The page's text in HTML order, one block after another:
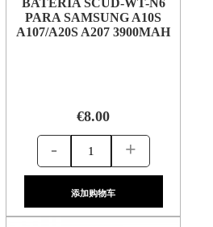
PARA SAMSUNG A10S
A107/A20S A207 3900MAH
€8.00
- +
添加购物车